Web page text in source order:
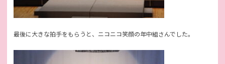
最後に大きな拍手をもらうと、ニコニコ笑顔の年中組さんでした。